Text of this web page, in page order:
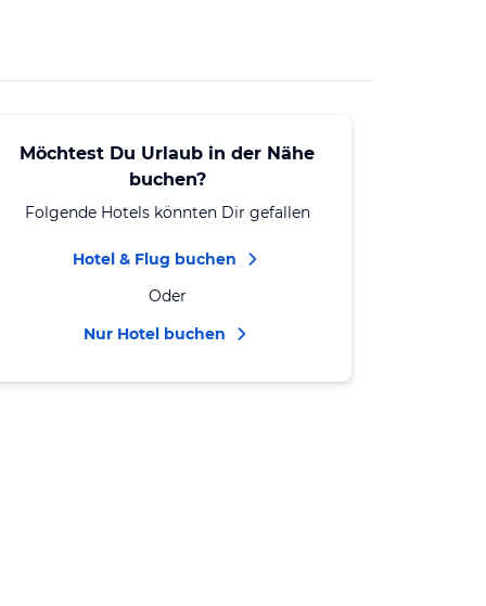
Möchtest Du Urlaub in der Nähe
buchen?
Folgende Hotels könnten Dir gefallen
Hotel & Flug buchen
Oder
Nur Hotel buchen